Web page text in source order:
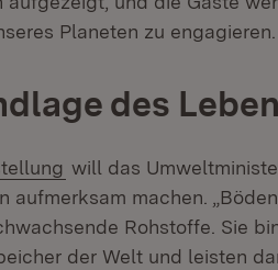
Planeten zu engagieren.
des
will das
aufmerksam machen.
Rohstoffe. Sie
der Welt und leisten